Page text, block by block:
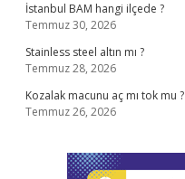
İstanbul BAM hangi ilçede ?
Temmuz 30, 2026
Stainless steel altın mı ?
Temmuz 28, 2026
Kozalak macunu aç mı tok mu ?
Temmuz 26, 2026